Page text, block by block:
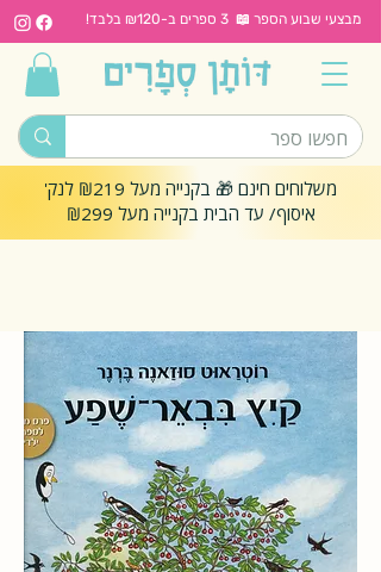
מבצעי שבוע הספר 📖 3 ספרים ב-₪120 בלבד!
משלוחים חינם 🎁 בקנייה מעל ₪219 לנק'
איסוף/ עד הבית בקנייה מעל ₪299